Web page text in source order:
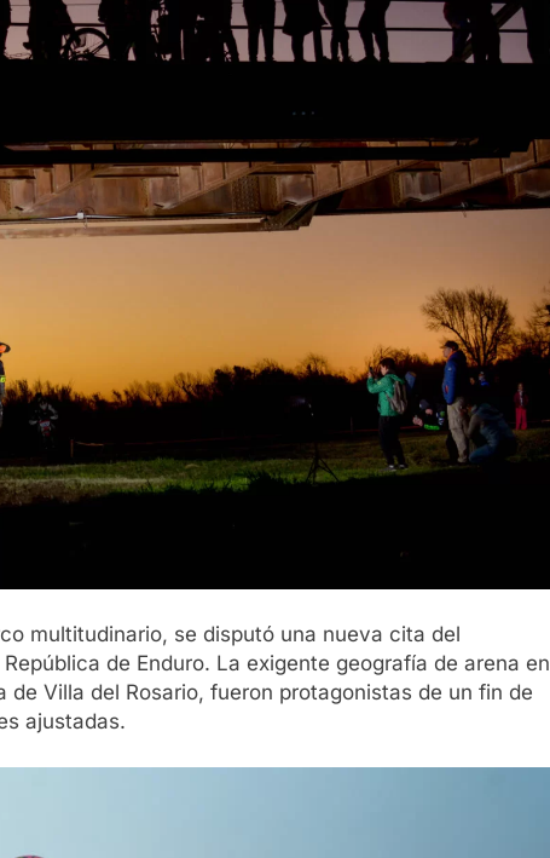
multitudinario, se disputó una nueva cita del
de Enduro. La exigente geografía de arena en
Villa del Rosario, fueron protagonistas de un fin de
ajustadas.